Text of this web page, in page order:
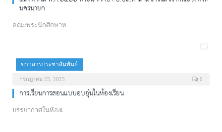
นครนายก
คณะพระนักศึกษาห…
ข่าวสารประชาสัมพันธ์
กรกฎาคม 25, 2023 0
การเรียนการสอนแบบอบอุ่นในห้องเรียน
บรรยากาศในห้องเ…